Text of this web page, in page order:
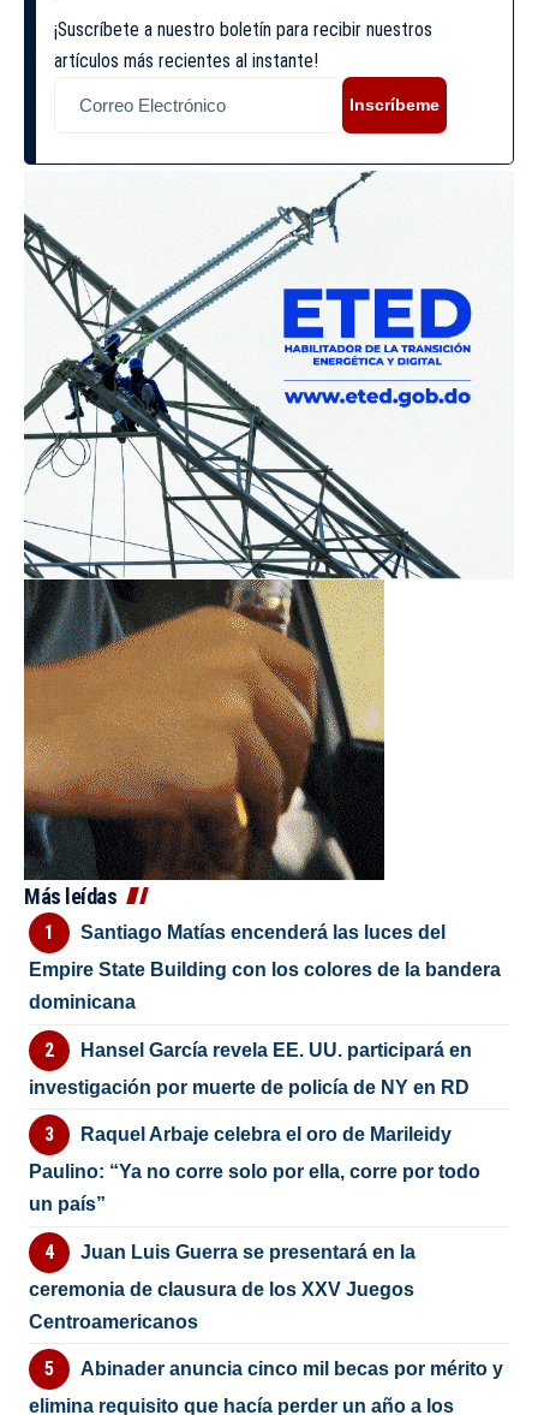
¡Suscríbete a nuestro boletín para recibir nuestros
artículos más recientes al instante!
Inscríbeme
Más leídas
Santiago Matías encenderá las luces del
Empire State Building con los colores de la bandera
dominicana
Hansel García revela EE. UU. participará en
investigación por muerte de policía de NY en RD
Raquel Arbaje celebra el oro de Marileidy
Paulino: “Ya no corre solo por ella, corre por todo
un país”
Juan Luis Guerra se presentará en la
ceremonia de clausura de los XXV Juegos
Centroamericanos
Abinader anuncia cinco mil becas por mérito y
elimina requisito que hacía perder un año a los